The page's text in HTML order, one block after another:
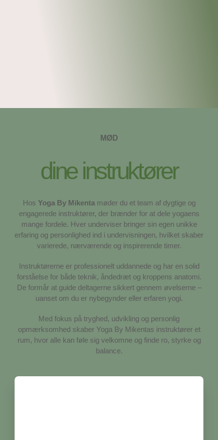
MØD
dine instruktører
Hos Yoga By Mikentamøder du et team af dygtige og
engagerede instruktører, der brænder for at dele yogaens
mange fordele. Hver underviser bringer sin egen unikke
erfaring og personlighed ind i undervisningen, hvilket skaber
varierede, nærværende og inspirerende timer.
Instruktørerne er professionelt uddannede og har en solid
forståelse for både teknik, åndedræt og kroppens anatomi.
De formår at guide deltagerne sikkert gennem øvelserne –
uanset om du er nybegynder eller erfaren yogi.
Med fokus på tryghed, udvikling og personlig
opmærksomhed skaber Yoga By Mikentas instruktører et
rum, hvor alle kan føle sig velkomne og finde ro, styrke og
balance.